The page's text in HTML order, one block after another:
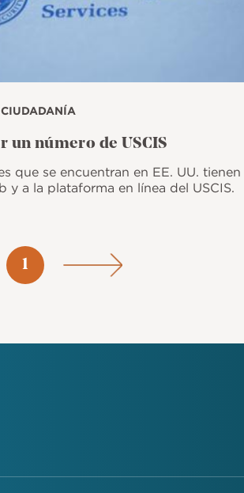
un número de USCIS
que se encuentran en EE. UU. tienen
y a la plataforma en línea del USCIS.
Página
1